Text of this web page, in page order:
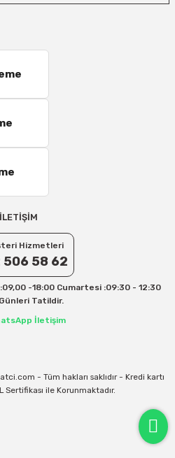
İLETİŞİM
Hizmetleri
506 58 62
-18:00 Cumartesi :09:30 - 12:30
Tatildir.
İletişim
- Tüm hakları saklıdır - Kredi kartı
ile Korunmaktadır.